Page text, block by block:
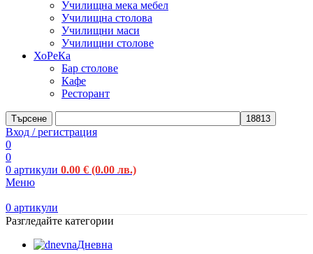
Училищна мека мебел
Училищна столова
Училищни маси
Училищни столове
ХоРеКа
Бар столове
Кафе
Ресторант
Търсене
Вход / регистрация
0
0
0 артикули 0.00 € (0.00 лв.)
Меню
0 артикули
Разгледайте категории
Дневна